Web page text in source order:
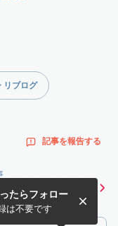
リブログ
記事を報告する
発注が全て完了しま
たらフォロー
は不要です